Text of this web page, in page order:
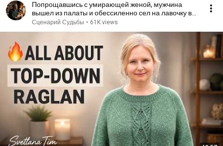
Попрощавшись с умирающей женой, мужчина
вышел из палаты и обессиленно сел на лавочку в
коридоре...
Сценарий Судьбы • 61K views